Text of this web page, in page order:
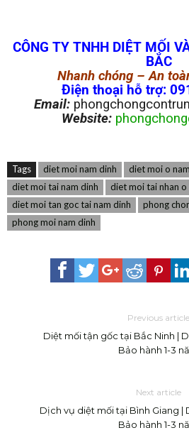
CÔNG TY TNHH DIỆT MỐI
BẮC
Nhanh chóng – An
Điện thoại hỗ trợ:
Email:
Website:
Tags diet moi nam dinh
diet moi o
diet moi tai nam dinh
diet moi tai nhan o
diet moi tan goc tai nam dinh
phong
phong moi nam dinh
Previous article
Diệt mối tận gốc tại Bắc Ninh |
Bảo hành 1-3
Next article
Dịch vụ diệt mối tại Bình Giang |
Bảo hành 1-3